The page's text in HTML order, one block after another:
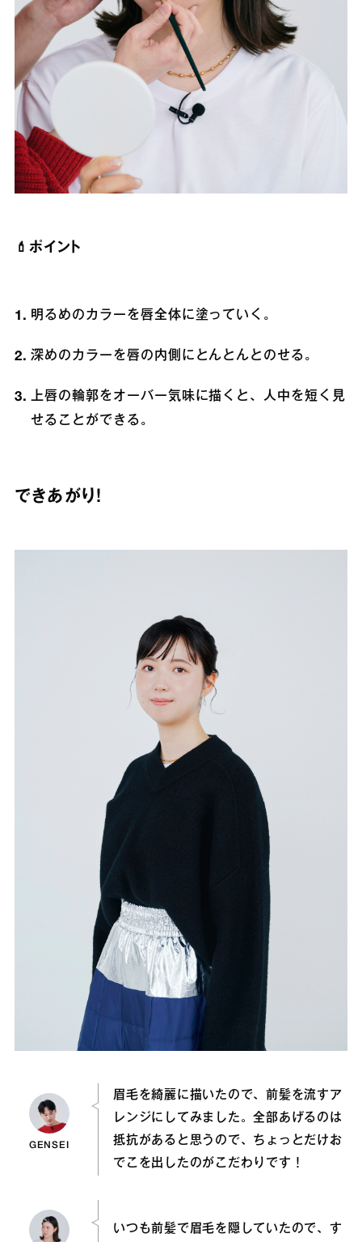
💄ポイント
明るめのカラーを唇全体に塗っていく。
深めのカラーを唇の内側にとんとんとのせる。
上唇の輪郭をオーバー気味に描くと、人中を短く見
せることができる。
できあがり！
GENSEI
眉毛を綺麗に描いたので、前髪を流すア
レンジにしてみました。全部あげるのは
抵抗があると思うので、ちょっとだけお
でこを出したのがこだわりです！
いつも前髪で眉毛を隠していたので、す